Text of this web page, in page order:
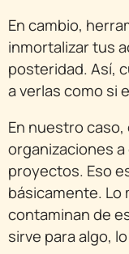
En cambio,
inmortalizar tus
posteridad. Así,
a verlas como si
En nuestro caso,
organizaciones
proyectos. Eso
básicamente. Lo
contaminan de
sirve para algo,